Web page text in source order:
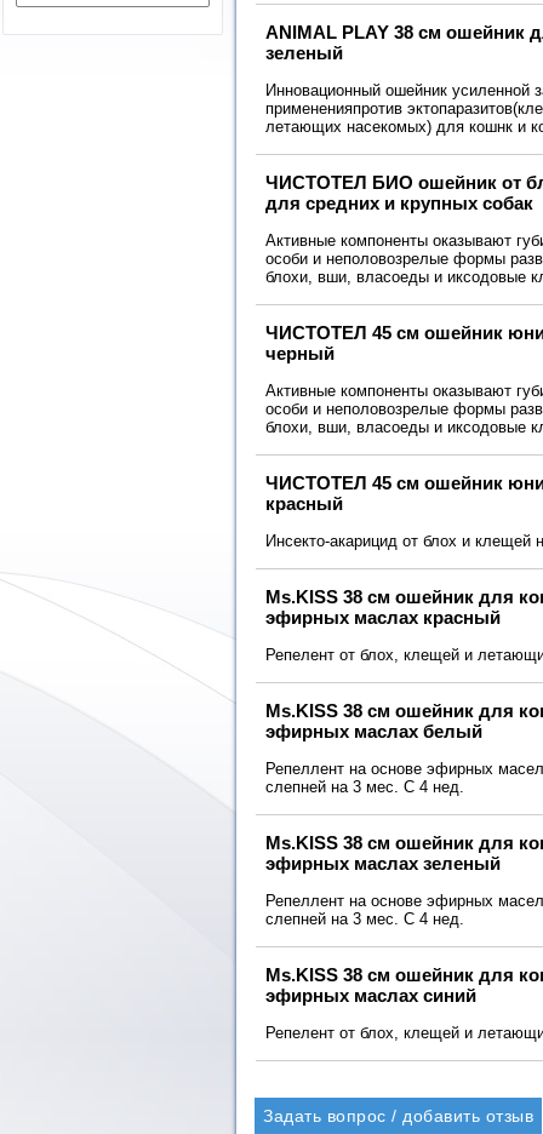
ANIMAL PLAY 38 см ошейник
зеленый
Инновационный ошейник усиленной
примененияпротив
летающих насекомых) для кошнк и
ЧИСТОТЕЛ БИО ошейник от
для средних и крупных собак
Активные компоненты оказывают
особи и неполовозрелые формы
блохи, вши, власоеды и иксодовые
ЧИСТОТЕЛ 45 см ошейник
черный
Активные компоненты оказывают
особи и неполовозрелые формы
блохи, вши, власоеды и иксодовые
ЧИСТОТЕЛ 45 см ошейник
красный
Инсекто-акарицид от блох и
Ms.KISS 38 см ошейник для
эфирных маслах красный
Репелент от блох, клещей и
Ms.KISS 38 см ошейник для
эфирных маслах белый
Репеллент на основе эфирных
слепней на 3 мес. С 4 нед.
Ms.KISS 38 см ошейник для
эфирных маслах зеленый
Репеллент на основе эфирных
слепней на 3 мес. С 4 нед.
Ms.KISS 38 см ошейник для
эфирных маслах синий
Репелент от блох, клещей и
Задать вопрос / добавить отзыв